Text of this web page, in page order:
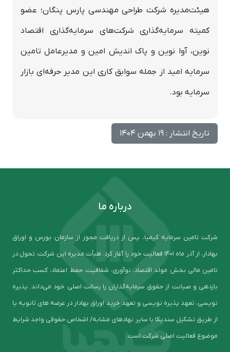
هیئت‌مدیره شرکت طراحی مهندسی پارس پنگان؛ عضو
کمیته سرمایه‌گذاری شرکت‌های سرمایه‌گذاری اقتصاد
نوین، آوا نوین و پاک اندیش امین و مدیرعامل تامین
سرمایه امید از جمله سوابق کاری این مدیر حرفه‌ای بازار
سرمایه بود.
تاریخ انتشار : 19 بهمن 1404
درباره ما
شرکت تامین سرمایه کیمیا، پس از دریافت مجوز از سازمان بورس و اوراق
بهادار، از آذر ماه ۱۴۰۱ فعالیت خود را آغاز کرد. هیأت مدیره این شرکت، تحول در
تامین مالی بخش مولد اقتصاد، نوآوری، شفافیت، حفظ اعتماد، کسب حداکثر
بازدهی و صیانت از حقوق سرمایه‌گذاران را رسالت اصلی خود می‌داند. پذیره
نویسی، تعهد پذیره نویسی و تعهد خرید اوراق بهادار در عرضه های ثانویه یا
از طریق تشکیل سندیکا با سایر نهادهای مشابه/ اشخاص حقوقی واجد شرایط
موضوع فعالیت اصلی شرکت است.